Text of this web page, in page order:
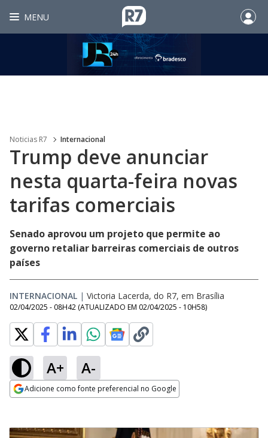
MENU
Noticias R7 Internacional
Trump deve anunciar
nesta quarta-feira novas
tarifas comerciais
Senado aprovou um projeto que permite ao
governo retaliar barreiras comerciais de outros
países
INTERNACIONAL | Victoria Lacerda, do R7, em Brasília
02/04/2025 - 08H42 (ATUALIZADO EM 02/04/2025 - 10H58)
A+ A-
Adicione como fonte preferencial no Google